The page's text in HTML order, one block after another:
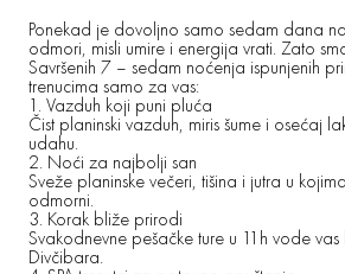
Ponekad je dovoljno samo sedam dana
odmori, misli umire i energija vrati. Zato
Savršenih 7 – sedam noćenja ispunjenih
trenucima samo za vas:
1. Vazduh koji puni pluća
Čist planinski vazduh, miris šume i osećaj
udahu.
2. Noći za najbolji san
Sveže planinske večeri, tišina i jutra u
odmorni.
3. Korak bliže prirodi
Svakodnevne pešačke ture u 11h vode
Divčibara.